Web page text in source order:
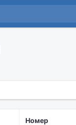
Номер